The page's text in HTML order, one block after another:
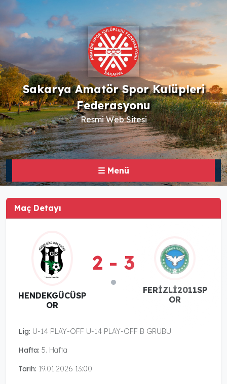
Sakarya Amatör Spor Kulüpleri
Federasyonu
Resmi Web Sitesi
☰ Menü
Maç Detayı
HENDEKGÜCÜSP
OR
2 - 3
FERİZLİ2011SP
OR
Lig: U-14 PLAY-OFF U-14 PLAY-OFF B GRUBU
Hafta: 5. Hafta
Tarih: 19.01.2026 13:00